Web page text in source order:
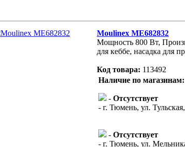
Moulinex ME682832
Мощность 800 Вт,
для кеббе, насадка для
Код товара: 113492
Наличие по магазинам:
- Отсутствует
- г. Тюмень, ул. Тульская,
- Отсутствует
- г. Тюмень, ул.